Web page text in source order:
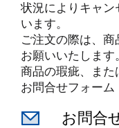
状況によりキャ
います。
ご注文の際は、
お願いいたします
商品の瑕疵、また
お問合せフォーム
お問合